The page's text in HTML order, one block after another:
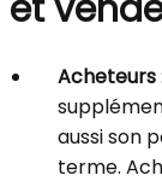
Acheteurs
aussi son
terme.